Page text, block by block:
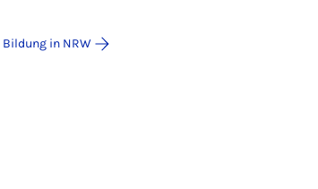
in NRW